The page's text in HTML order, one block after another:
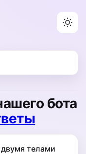
бота
телами